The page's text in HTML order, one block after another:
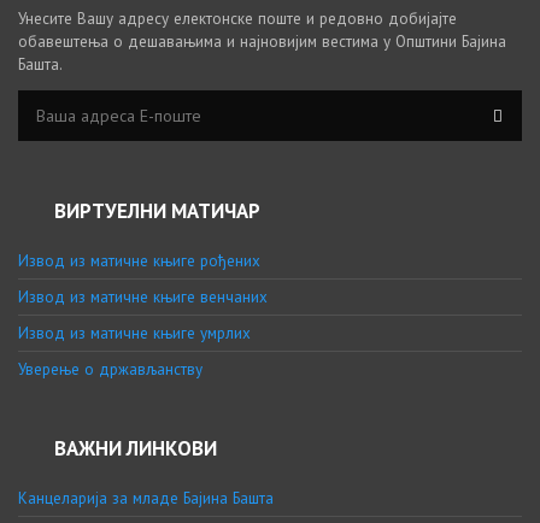
Унесите Вашу адресу електонске поште и редовно добијајте
обавештења о дешавањима и најновијим вестима у Општини Бајина
Башта.
ВИРТУЕЛНИ МАТИЧАР
Извод из матичне књиге рођених
Извод из матичне књиге венчаних
Извод из матичне књиге умрлих
Уверење о држављанству
ВАЖНИ ЛИНКОВИ
Канцеларија за младе Бајина Башта